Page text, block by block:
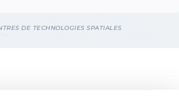
DE TECHNOLOGIES SPATIALES